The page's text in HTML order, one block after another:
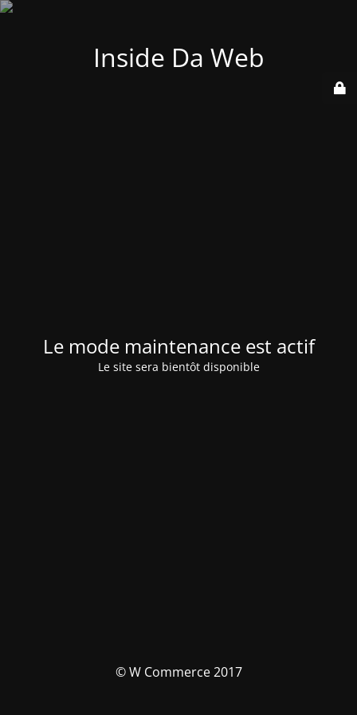
Inside Da Web
Le mode maintenance est actif
Le site sera bientôt disponible
© W Commerce 2017